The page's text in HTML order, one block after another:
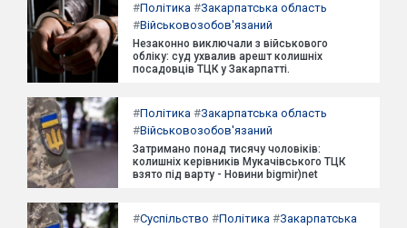
#Політика #Закарпатська область
#Військовозобов'язаний
Незаконно виключали з військового
обліку: суд ухвалив арешт колишніх
посадовців ТЦК у Закарпатті.
#Політика #Закарпатська область
#Військовозобов'язаний
Затримано понад тисячу чоловіків:
колишніх керівників Мукачівського ТЦК
взято під варту - Новини bigmir)net
#Суспільство #Політика #Закарпатська